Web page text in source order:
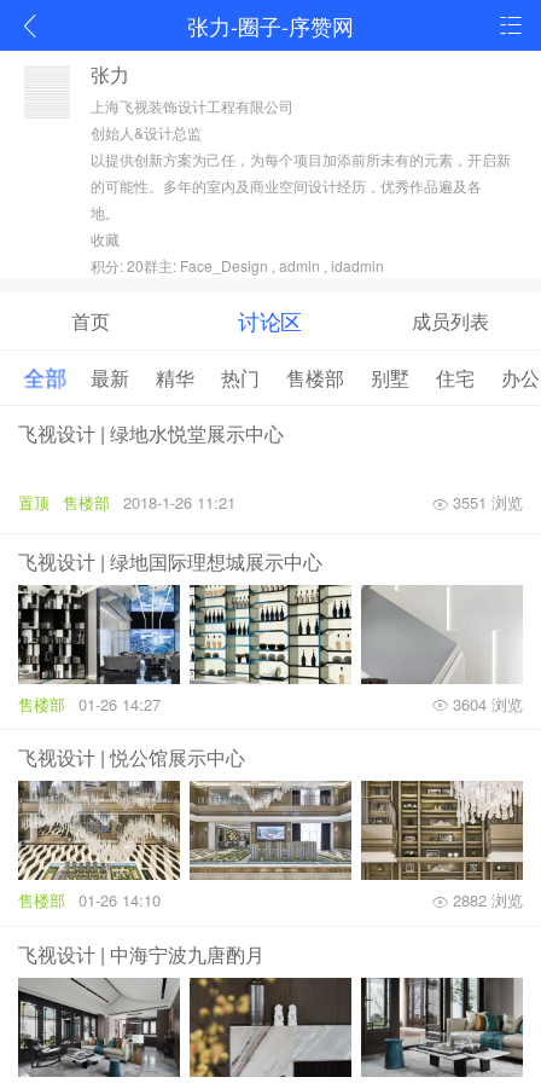
张力-圈子-序赞网
张力
上海飞视装饰设计工程有限公司
创始人&设计总监
以提供创新方案为己任，为每个项目加添前所未有的元素，开启新
的可能性。多年的室内及商业空间设计经历，优秀作品遍及各
地。
收藏
积分: 20群主: Face_Design admin idadmin
首页 讨论区 成员列表
全部 最新 精华 热门 售楼部 别墅 住宅
办公
飞视设计 | 绿地水悦堂展示中心
置顶 售楼部 2018-1-26 11:21 3551 浏览
飞视设计 | 绿地国际理想城展示中心
售楼部 01-26 14:27 3604 浏览
飞视设计 | 悦公馆展示中心
售楼部 01-26 14:10 2882 浏览
飞视设计 | 中海宁波九唐酌月